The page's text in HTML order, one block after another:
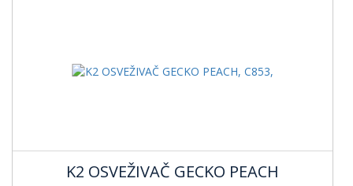
K2 OSVEŽIVAČ GECKO PEACH